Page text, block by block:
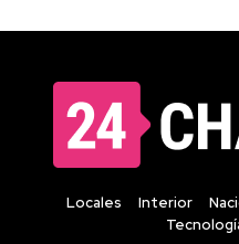
Locales Interior